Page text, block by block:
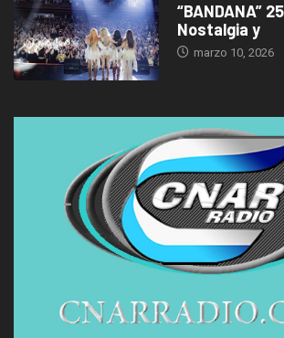
“BANDANA”
Nostalgia y
marzo 10, 2026